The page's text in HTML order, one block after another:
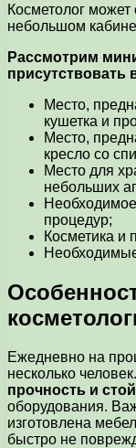
Косметолог может
небольшом
Рассмотрим
присутствовать
Место,
кушетка и
Место,
кресло со
Место для
небольших
процедур;
Косметика и
Ежедневно на
несколько
прочность и
оборудования.
изготовлена
быстро не